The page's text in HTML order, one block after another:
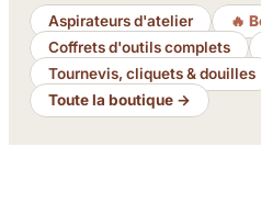
Aspirateurs d'atelier
🔥
Coffrets d'outils complets
Tournevis, cliquets & douilles
Toute la boutique →